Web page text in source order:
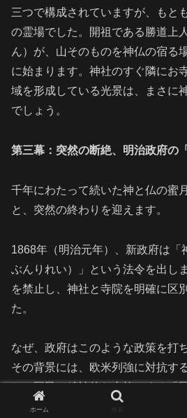
三つで構成されていますが、もと
の霊場でした。開祖である勝道上
ん）が、山そのものを神仏の宿る
に始まります。神社のすぐ隣にお
域を形成している光景は、まさに
でしょう。
第三幕：突然の断絶、明治政府の
千年にわたって続いた神と仏の蜜
と、突然の終わりを迎えます。
1868年（明治元年）、新政府は「
ぶんりれい）」という法令を出し
を禁止し、神社と寺院を明確に区
た。
なぜ、政府はこのような政策を打
その背景には、欧米列強に対抗す
し、国民の精神的な支柱とする「
うという狙いがありました。天皇
ホーム